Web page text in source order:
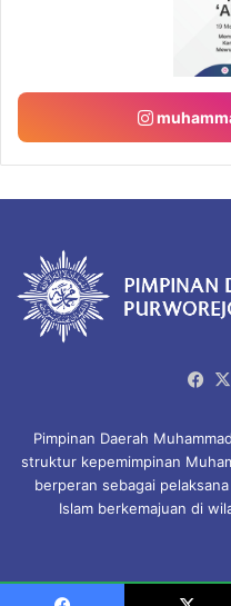
Pimpinan Daerah
struktur kepemimpinan
berperan sebagai
Islam berkemajuan di